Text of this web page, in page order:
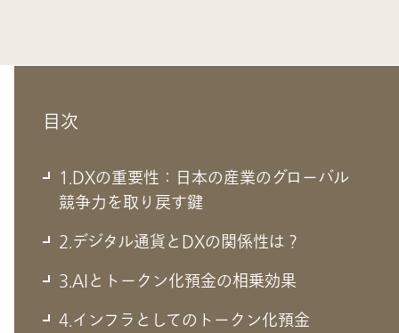
目次
1.DXの重要性：日本の産業のグローバル
競争力を取り戻す鍵
2.デジタル通貨とDXの関係性は？
3.AIとトークン化預金の相乗効果
4.インフラとしてのトークン化預金
1.DXの重要性：日本の産業のグローバ
ル競争力を取り戻す鍵